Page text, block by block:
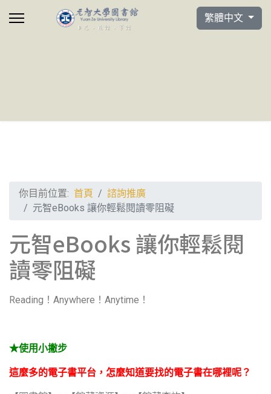
選擇你的語言
繁體中文
你目前位置: 首頁
諮詢推廣
元智eBooks 讓你輕鬆閱讀零阻礙
元智eBooks 讓你輕鬆閱
讀零阻礙
Reading！Anywhere！Anytime！
★使用小撇步
這麼多的電子書平台，怎麼知道要找的電子書在哪裡呢？